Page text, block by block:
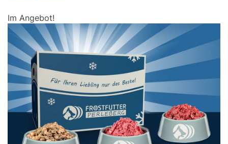
Zusätze
»
Snacks
»
Im Angebot!